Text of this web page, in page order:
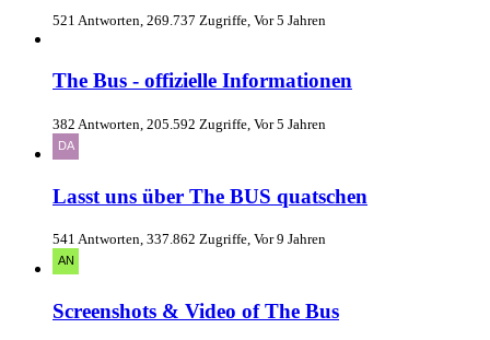
521 Antworten, 269.737 Zugriffe, Vor 5 Jahren
The Bus - offizielle Informationen
382 Antworten, 205.592 Zugriffe, Vor 5 Jahren
Lasst uns über The BUS quatschen
541 Antworten, 337.862 Zugriffe, Vor 9 Jahren
Screenshots & Video of The Bus